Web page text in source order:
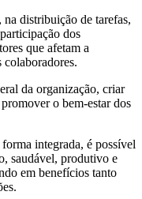
distribuição de tarefas,
dos
que afetam a
da organização, criar
o bem-estar dos
integrada, é possível
saudável, produtivo e
em benefícios tanto